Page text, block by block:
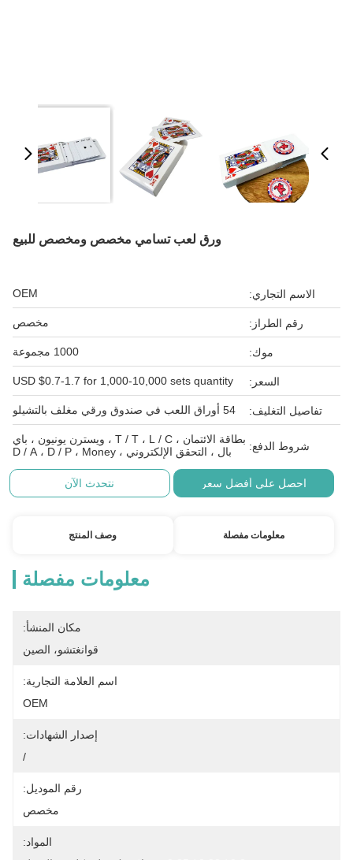
ورق لعب تسامي مخصص ومخصص للبيع
الاسم التجاري: OEM
رقم الطراز: مخصص
موك: 1000 مجموعة
السعر: USD $0.7-1.7 for 1,000-10,000 sets quantity
تفاصيل التغليف: 54 أوراق اللعب في صندوق ورقي مغلف بالتشيلو
شروط الدفع:
بطاقة الائتمان ، T / T ، L / C ، ويسترن يونيون ، باي
بال ، التحقق الإلكتروني ، D / A ، D / P ، Money
احصل على أفضل سعر نتحدث الآن
معلومات مفصلة وصف المنتج
معلومات مفصلة
مكان المنشأ:
قوانغتشو، الصين
اسم العلامة التجارية:
OEM
إصدار الشهادات:
/
رقم الموديل:
مخصص
المواد: